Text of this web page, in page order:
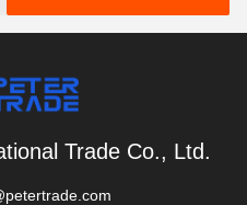
ANSI B16.5 classe 150
Trade Co., Ltd.